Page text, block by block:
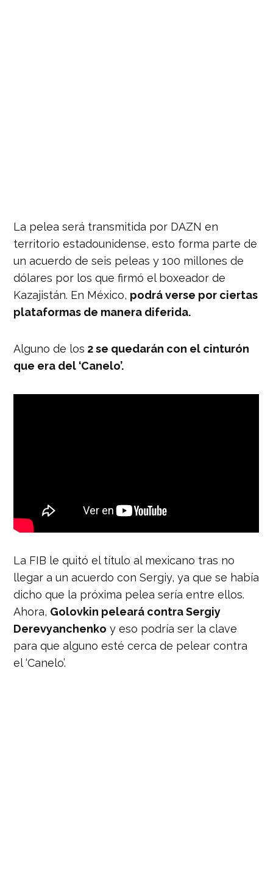
La pelea será transmitida por DAZN en
territorio estadounidense, esto forma parte de
un acuerdo de seis peleas y 100 millones de
dólares por los que firmó el boxeador de
Kazajistán. En México, podrá verse por ciertas
plataformas de manera diferida.
Alguno de los 2 se quedarán con el cinturón
que era del ‘Canelo’.
La FIB le quitó el título al mexicano tras no
llegar a un acuerdo con Sergiy, ya que se había
dicho que la próxima pelea sería entre ellos.
Ahora, Golovkin peleará contra Sergiy
Derevyanchenko y eso podría ser la clave
para que alguno esté cerca de pelear contra
el ‘Canelo’.